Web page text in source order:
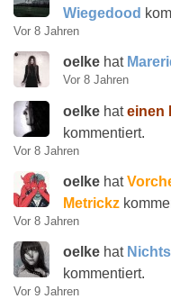
Wiegedood
Vor 8 Jahren
oelke hat
Vor 8 Jahren
oelke hateinen
kommentiert.
Vor 8 Jahren
oelke hat
Metrickz
Vor 8 Jahren
oelke hat
kommentiert.
Vor 9 Jahren